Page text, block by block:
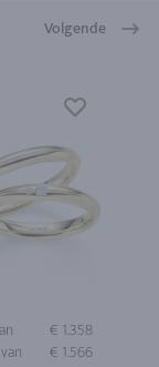
Volgende
€ 1.358
€ 1.566